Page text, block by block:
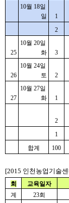
10월 18일
일
1
2
25
10월 20일
화
3
26
10월 24일
토
2
27
10월 27일
화
1
2
1
합계
100
[2015 인천농업기술
회 교육일자
계
23회